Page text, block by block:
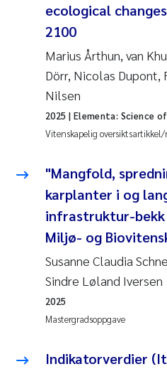
Kathrine Ivsett
Line Johanne Barkved
Pawel Krzeminski
Juan Carlos Farias
Frode Sundnes
Andrew Luke King
Ian Allan
Bert van Bavel
ecological
2100
Marius Årthun, van
Dörr, Nicolas Dupont,
Nilsen
Vitenskapelig oversiktsartikkel/
2025 | Elementa: Science
"Mangfold,
karplanter i og
infrastruktur-bekk
Miljø- og
Susanne Claudia
Sindre Løland Iversen
Mastergradsoppgave
2025
Indikatorverdier